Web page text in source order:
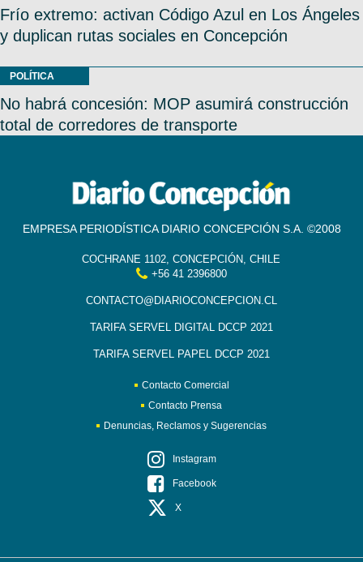
Frío extremo: activan Código Azul en Los Ángeles
y duplican rutas sociales en Concepción
POLÍTICA
No habrá concesión: MOP asumirá construcción
total de corredores de transporte
EMPRESA PERIODÍSTICA DIARIO CONCEPCIÓN S.A. ©2008
COCHRANE 1102, CONCEPCIÓN, CHILE
+56 41 2396800
CONTACTO@DIARIOCONCEPCION.CL
TARIFA SERVEL DIGITAL DCCP 2021
TARIFA SERVEL PAPEL DCCP 2021
Contacto Comercial
Contacto Prensa
Denuncias, Reclamos y Sugerencias
Instagram
Facebook
X